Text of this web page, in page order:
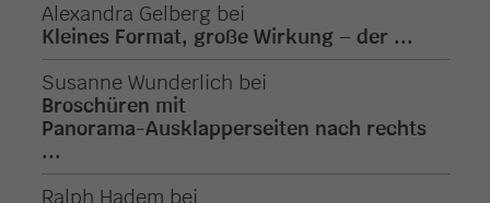
Alexandra Gelberg bei
Kleines Format, große Wirkung – der ...
Susanne Wunderlich bei
Broschüren mit
Panorama-Ausklapperseiten nach rechts
...
Ralph Hadem bei